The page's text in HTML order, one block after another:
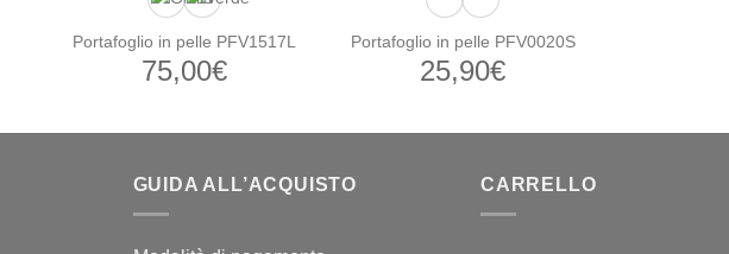
Portafoglio in pelle PFV1517L
75,00€
Portafoglio in pelle PFV0020S
25,90€
GUIDA ALL’ACQUISTO CARRELLO